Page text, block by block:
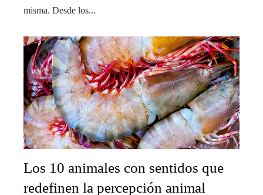
misma. Desde los...
Los 10 animales con sentidos que
redefinen la percepción animal